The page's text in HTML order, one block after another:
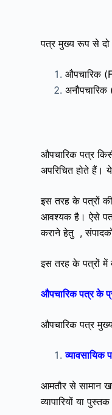
पत्र मुख्य रूप से दो
औपचारिक
औपचारिक पत्र
अपरिचित होते हैं।
इस तरह के पत्रों
आवश्यक है। ऐसे
कराने हेतु ,
इस तरह के पत्रों में
औपचारिक पत्र के
औपचारिक पत्र
व्यावसायिक
आमतौर से सामान
व्यापारियों या